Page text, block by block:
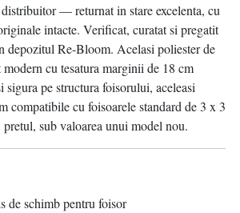
— returnat in stare excelenta, cu
intacte. Verificat, curatat si pregatit
depozitul Re-Bloom. Acelasi poliester de
cu tesatura marginii de 18 cm
sigura pe structura foisorului, aceleasi
compatibile cu foisoarele standard de 3 x 3
sub valoarea unui model nou.
de schimb pentru foisor